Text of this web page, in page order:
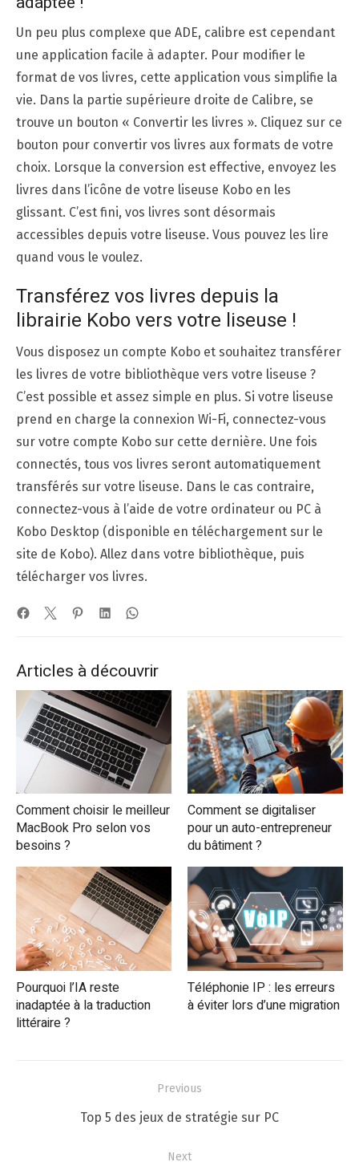
Un peu plus complexe que ADE, calibre est cependant
une application facile à adapter. Pour modifier le
format de vos livres, cette application vous simplifie la
vie. Dans la partie supérieure droite de Calibre, se
trouve un bouton « Convertir les livres ». Cliquez sur ce
bouton pour convertir vos livres aux formats de votre
choix. Lorsque la conversion est effective, envoyez les
livres dans l’icône de votre liseuse Kobo en les
glissant. C’est fini, vos livres sont désormais
accessibles depuis votre liseuse. Vous pouvez les lire
quand vous le voulez.
Transférez vos livres depuis la
librairie Kobo vers votre liseuse !
Vous disposez un compte Kobo et souhaitez transférer
les livres de votre bibliothèque vers votre liseuse ?
C’est possible et assez simple en plus. Si votre liseuse
prend en charge la connexion Wi-Fi, connectez-vous
sur votre compte Kobo sur cette dernière. Une fois
connectés, tous vos livres seront automatiquement
transférés sur votre liseuse. Dans le cas contraire,
connectez-vous à l’aide de votre ordinateur ou PC à
Kobo Desktop (disponible en téléchargement sur le
site de Kobo). Allez dans votre bibliothèque, puis
télécharger vos livres.
Articles à découvrir
Comment choisir le meilleur
MacBook Pro selon vos
besoins ?
Comment se digitaliser
pour un auto-entrepreneur
du bâtiment ?
Pourquoi l’IA reste
inadaptée à la traduction
littéraire ?
Téléphonie IP : les erreurs
à éviter lors d’une migration
Previous
Previous
Top 5 des jeux de stratégie sur PC
Next